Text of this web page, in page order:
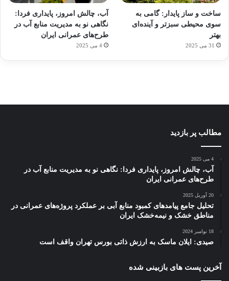
ساخت و ساز پایدار: گامی به
سوی محیطی سبزتر و آینده‌ای
بهتر
31 می 2025
آب، چالش امروز، پایداری فردا:
نگاهی نو به مدیریت منابع آب در
طرح‌های عمرانی ایران
4 می 2025
برای
کشف
توسط
ژاکت
در
مجازی
…
توسط
با
ساعت
هوشمند
با طعم
توسط
ژاکت
در
های
2023
توسط
ژاکت
مطالب پر بازدید
4 می 2025
آب، چالش امروز، پایداری فردا: نگاهی نو به مدیریت منابع آب در
طرح‌های عمرانی ایران
20 آوریل 2025
تحلیل جامع پیامدهای کمبود منابع آبی بر عملکرد پروژه‌های عمرانی در
مناطق خشک و نیمه‌خشک ایران
18 نوامبر 2024
صیدی: ایلان ماسک به ارزش ذاتی بورس تهران واقف است
آخرین پست های بازبینی شده